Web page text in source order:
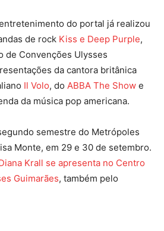
do portal já realizou
de rock Kiss e Deep Purple,
de Convenções Ulysses
da cantora britânica
Il Volo, do ABBA The Show e
da música pop americana.
semestre do Metrópoles
Monte, em 29 e 30 de setembro.
Krall se apresenta no Centro
Guimarães, também pelo